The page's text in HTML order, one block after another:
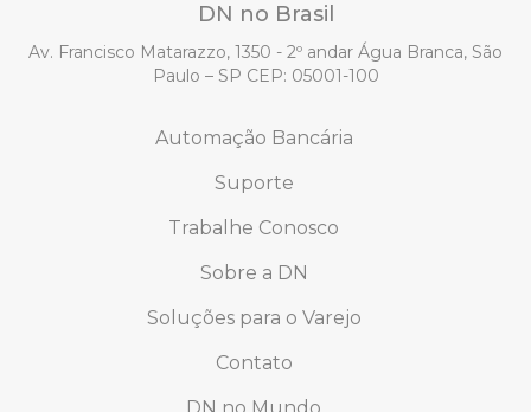
DN no Brasil
Av. Francisco Matarazzo, 1350 - 2º andar Água Branca, São
Paulo – SP CEP: 05001-100
Automação Bancária
Suporte
Trabalhe Conosco
Sobre a DN
Soluções para o Varejo
Contato